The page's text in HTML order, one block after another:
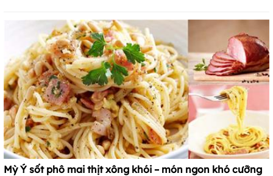
Mỳ Ý sốt phô mai thịt xông khói – món ngon khó cưỡng